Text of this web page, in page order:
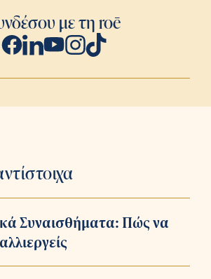
με τη roē
Συναισθήματα: Πώς να